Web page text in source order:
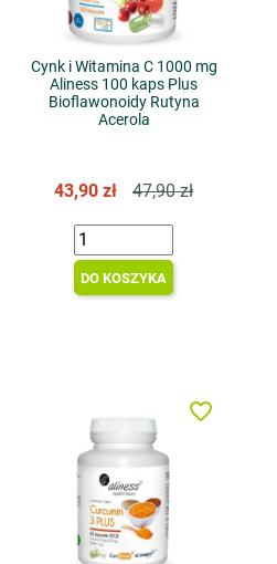
Cynk i Witamina C 1000 mg
Aliness 100 kaps Plus
Bioflawonoidy Rutyna
Acerola
43,90 zł 47,90 zł
DO KOSZYKA
favorite_border